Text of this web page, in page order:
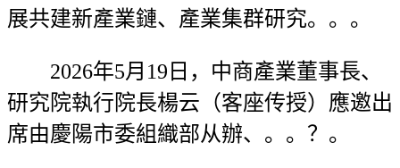
展共建新產業鏈、產業集群研究。。。
2026年5月19日，中商產業董事長、
研究院執行院長楊云（客座传授）應邀出
席由慶陽市委組織部从辦、。。？。